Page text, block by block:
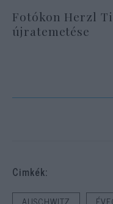
Fotókon Herzl
újratemetése
Cimkék: